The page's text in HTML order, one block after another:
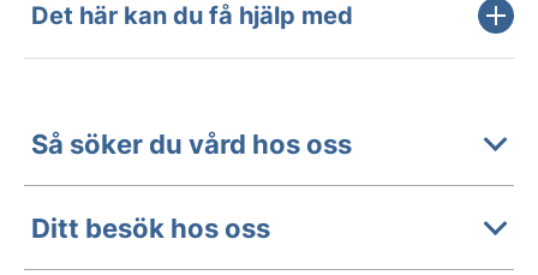
Det här kan du få hjälp med
Så söker du vård hos oss
Ditt besök hos oss